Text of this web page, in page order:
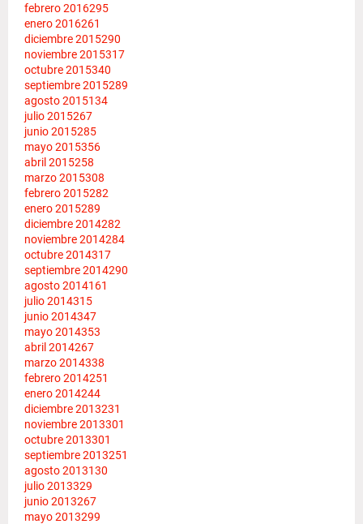
febrero 2016295
enero 2016261
diciembre 2015290
noviembre 2015317
octubre 2015340
septiembre 2015289
agosto 2015134
julio 2015267
junio 2015285
mayo 2015356
abril 2015258
marzo 2015308
febrero 2015282
enero 2015289
diciembre 2014282
noviembre 2014284
octubre 2014317
septiembre 2014290
agosto 2014161
julio 2014315
junio 2014347
mayo 2014353
abril 2014267
marzo 2014338
febrero 2014251
enero 2014244
diciembre 2013231
noviembre 2013301
octubre 2013301
septiembre 2013251
agosto 2013130
julio 2013329
junio 2013267
mayo 2013299